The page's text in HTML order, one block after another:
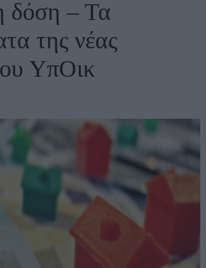
δόση – Τα
της νέας
ΥπΟικ